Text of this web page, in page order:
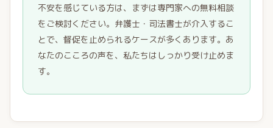
不安を感じている方は、まずは専門家への無料相談
をご検討ください。弁護士・司法書士が介入するこ
とで、督促を止められるケースが多くあります。あ
なたのこころの声を、私たちはしっかり受け止めま
す。